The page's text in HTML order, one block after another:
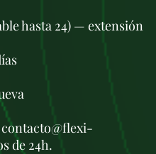
hasta 24) — extensión
contacto@flexi-
de 24h.